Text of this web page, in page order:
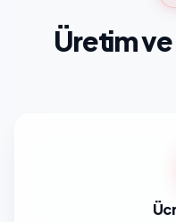
Üretim